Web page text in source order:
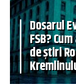
Dosarul
FSB?
de știri